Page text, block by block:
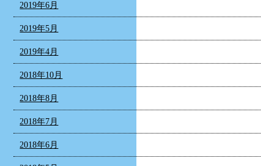
2019年6月
2019年5月
2019年4月
2018年10月
2018年8月
2018年7月
2018年6月